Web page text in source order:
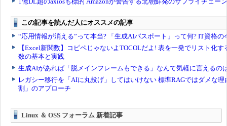
Linux ＆ OSS フォーラム 新着記事